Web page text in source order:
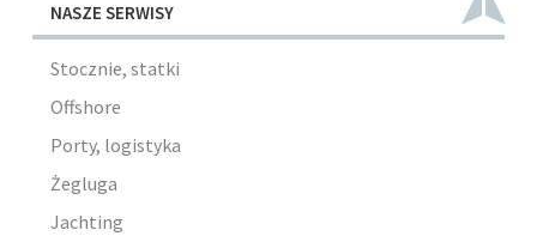
NASZE SERWISY
Stocznie, statki
Offshore
Porty, logistyka
Żegluga
Jachting